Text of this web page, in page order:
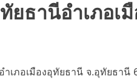
ยธานีอำเภอเ
เภอเมืองอุทัยธานี จ.อุทัยธานี